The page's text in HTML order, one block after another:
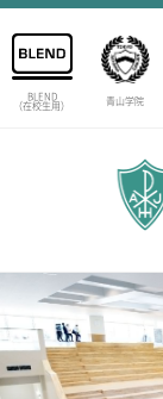
BLEND
（在校生用） 青山学院
中等部の歴史
特色ある教育
生徒数・教職員数
一貫校の流れ